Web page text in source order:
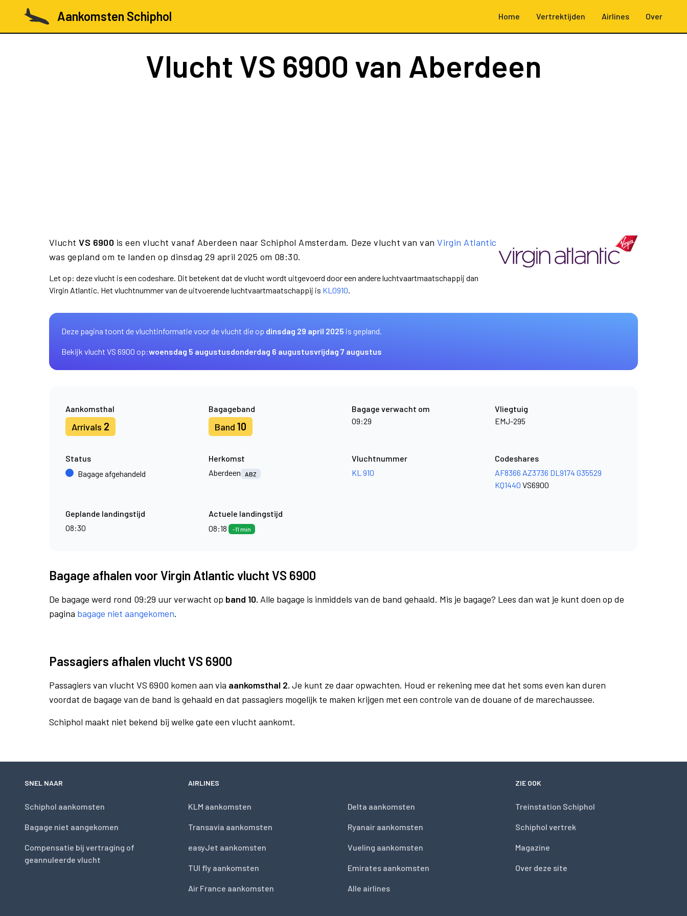
Aankomsten Schiphol Home Vertrektijden Airlines Over
Vlucht VS 6900 van Aberdeen
VluchtVS 6900 is een vlucht vanaf Aberdeen naar Schiphol Amsterdam. Deze vlucht van vanVirgin Atlantic
was gepland om te landen op dinsdag 29 april 2025 om 08:30.
Let op: deze vlucht is een codeshare. Dit betekent dat de vlucht wordt uitgevoerd door een andere luchtvaartmaatschappij dan
Virgin Atlantic. Het vluchtnummer van de uitvoerende luchtvaartmaatschappij is KL0910.
Deze pagina toont de vluchtinformatie voor de vlucht die op dinsdag 29 april 2025 is gepland.
Bekijk vlucht VS 6900 op:woensdag 5 augustusdonderdag 6 augustusvrijdag 7 augustus
Aankomsthal
Arrivals 2
Bagageband
Band 10
Bagage verwacht om
09:29
Vliegtuig
EMJ-295
Status
Bagage afgehandeld
Herkomst
Aberdeen
ABZ
Vluchtnummer
KL 910
Codeshares
AF8366 AZ3736 DL9174 G35529
KQ1440 VS6900
Geplande landingstijd
08:30
Actuele landingstijd
08:18
-11 min
Bagage afhalen voor Virgin Atlantic vlucht VS 6900
De bagage werd rond 09:29 uur verwacht op band 10. Alle bagage is inmiddels van de band gehaald. Mis je bagage? Lees dan wat je kunt doen op de
pagina bagage niet aangekomen.
Passagiers afhalen vlucht VS 6900
Passagiers van vlucht VS 6900 komen aan via aankomsthal 2. Je kunt ze daar opwachten. Houd er rekening mee dat het soms even kan duren
voordat de bagage van de band is gehaald en dat passagiers mogelijk te maken krijgen met een controle van de douane of de marechaussee.
Schiphol maakt niet bekend bij welke gate een vlucht aankomt.
SNEL NAAR
Schiphol aankomsten
Bagage niet aangekomen
Compensatie bij vertraging of
geannuleerde vlucht
AIRLINES
KLM aankomsten
Transavia aankomsten
easyJet aankomsten
TUI fly aankomsten
Air France aankomsten
Delta aankomsten
Ryanair aankomsten
Vueling aankomsten
Emirates aankomsten
Alle airlines
ZIE OOK
Treinstation Schiphol
Schiphol vertrek
Magazine
Over deze site